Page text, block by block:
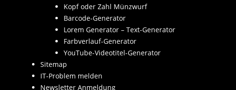
Kopf oder Zahl Münzwurf
Barcode-Generator
Lorem Generator – Text-Generator
Farbverlauf-Generator
YouTube-Videotitel-Generator
Sitemap
IT-Problem melden
Newsletter Anmeldung